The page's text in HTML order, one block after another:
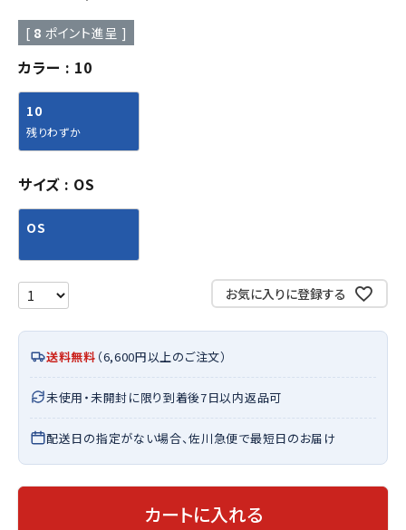
[ 8 ポイント進呈 ]
カラー 10
10
残りわずか
サイズ OS
OS
お気に入りに登録する
送料無料 （6,600円以上のご注文）
未使用・未開封に限り到着後7日以内返品可
配送日の指定がない場合、佐川急便で最短日のお届け
カートに入れる